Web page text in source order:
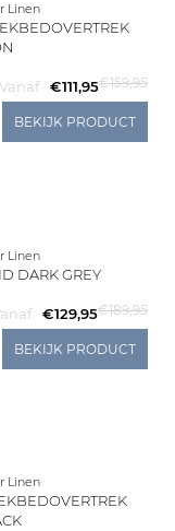
Linen
Vanaf €111,95€159,95
BEKIJK PRODUCT
Linen
DARK GREY
€129,95€189,95
BEKIJK PRODUCT
Linen